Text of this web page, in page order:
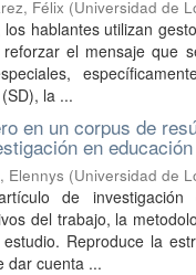
Félix (Universidad de
hablantes utilizan
el mensaje que
la ...
en un corpus de
en
Elennys (Universidad de
de
del trabajo, la
Reproduce la
dar cuenta ...